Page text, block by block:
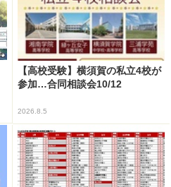
【高校受験】横須賀の私立4校が
参加…合同相談会10/12
2026.8.5